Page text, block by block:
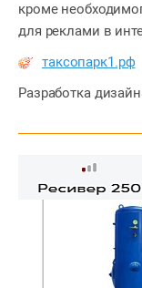
кроме
для реклами в
таксопарк1.рф
Разработка